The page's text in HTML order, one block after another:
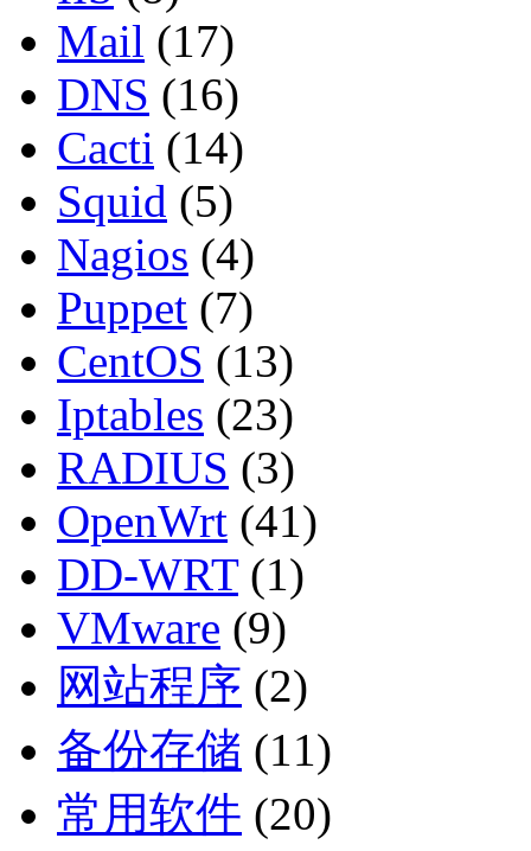
Mail (17)
DNS (16)
Cacti (14)
Squid (5)
Nagios (4)
Puppet (7)
CentOS (13)
Iptables (23)
RADIUS (3)
OpenWrt (41)
DD-WRT(1)
VMware (9)
网站程序 (2)
备份存储 (11)
常用软件 (20)